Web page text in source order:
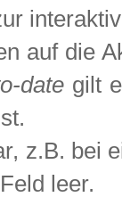
auf die
date gilt
z.B. bei
leer.